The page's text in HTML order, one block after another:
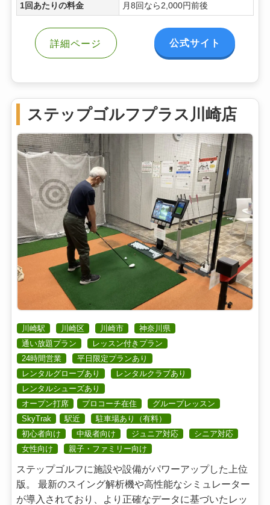
1回あたりの料金 月8回なら2,000円前後
詳細ページ 公式サイト
ステップゴルフプラス川崎店
川崎駅 川崎区 川崎市
神奈川県
通い放題プラン
レッスン付きプラン
24時間営業
平日限定プランあり
レンタルグローブあり
レンタルクラブあり
レンタルシューズあり
オープン打席
プロコーチ在住
グループレッスン
SkyTrak
駅近
駐車場あり（有料）
初心者向け
中級者向け ジュニア対応
シニア対応
女性向け
親子・ファミリー向け
ステップゴルフに施設や設備がパワーアップした上位
版。 最新のスイング解析機や高性能なシミュレーター
が導入されており、より正確なデータに基づいたレッ